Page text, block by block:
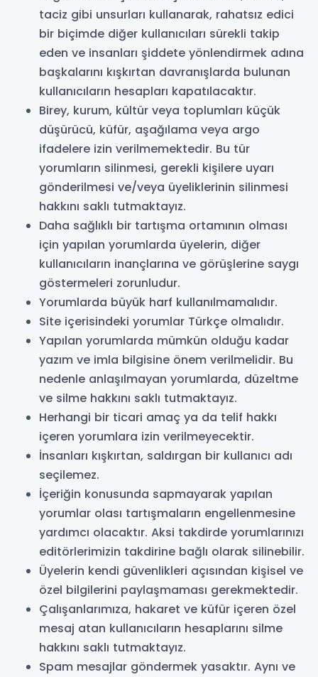
taciz gibi unsurları kullanarak, rahatsız edici
bir biçimde diğer kullanıcıları sürekli takip
eden ve insanları şiddete yönlendirmek adına
başkalarını kışkırtan davranışlarda bulunan
kullanıcıların hesapları kapatılacaktır.
Birey, kurum, kültür veya toplumları küçük
düşürücü, küfür, aşağılama veya argo
ifadelere izin verilmemektedir. Bu tür
yorumların silinmesi, gerekli kişilere uyarı
gönderilmesi ve/veya üyeliklerinin silinmesi
hakkını saklı tutmaktayız.
Daha sağlıklı bir tartışma ortamının olması
için yapılan yorumlarda üyelerin, diğer
kullanıcıların inançlarına ve görüşlerine saygı
göstermeleri zorunludur.
Yorumlarda büyük harf kullanılmamalıdır.
Site içerisindeki yorumlar Türkçe olmalıdır.
Yapılan yorumlarda mümkün olduğu kadar
yazım ve imla bilgisine önem verilmelidir. Bu
nedenle anlaşılmayan yorumlarda, düzeltme
ve silme hakkını saklı tutmaktayız.
Herhangi bir ticari amaç ya da telif hakkı
içeren yorumlara izin verilmeyecektir.
İnsanları kışkırtan, saldırgan bir kullanıcı adı
seçilemez.
İçeriğin konusunda sapmayarak yapılan
yorumlar olası tartışmaların engellenmesine
yardımcı olacaktır. Aksi takdirde yorumlarınızı
editörlerimizin takdirine bağlı olarak silinebilir.
Üyelerin kendi güvenlikleri açısından kişisel ve
özel bilgilerini paylaşmaması gerekmektedir.
Çalışanlarımıza, hakaret ve küfür içeren özel
mesaj atan kullanıcıların hesaplarını silme
hakkını saklı tutmaktayız.
Spam mesajlar göndermek yasaktır. Aynı ve